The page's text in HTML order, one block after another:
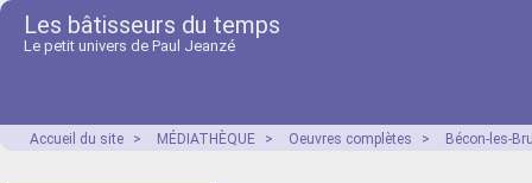
Les bâtisseurs du temps
Le petit univers de Paul Jeanzé
Accueil du site > MÉDIATHÈQUE > Oeuvres complètes > Bécon-les-